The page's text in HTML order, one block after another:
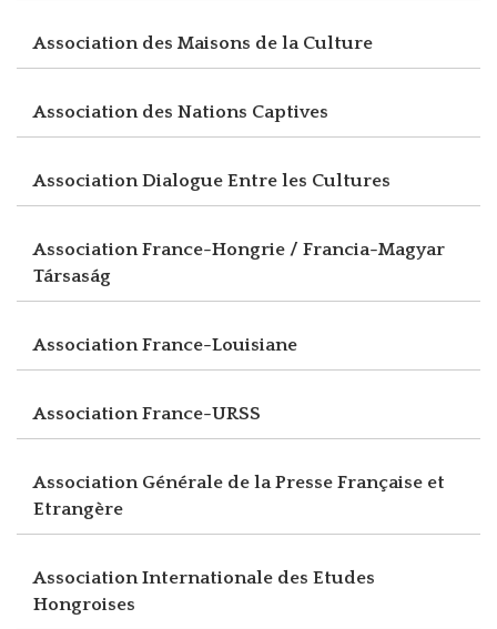
Association des Maisons de la Culture
Association des Nations Captives
Association Dialogue Entre les Cultures
Association France-Hongrie / Francia-Magyar
Társaság
Association France-Louisiane
Association France-URSS
Association Générale de la Presse Française et
Etrangère
Association Internationale des Etudes
Hongroises